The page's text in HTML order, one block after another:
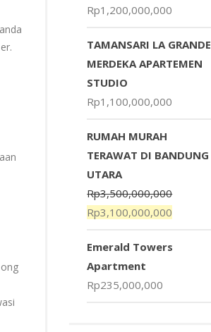
Rp1,200,000,000
TAMANSARI LA GRANDE
MERDEKA APARTEMEN
STUDIO
Rp1,100,000,000
RUMAH MURAH
TERAWAT DI BANDUNG
UTARA
Rp3,500,000,000
Rp3,100,000,000
Emerald Towers
Apartment
Rp235,000,000